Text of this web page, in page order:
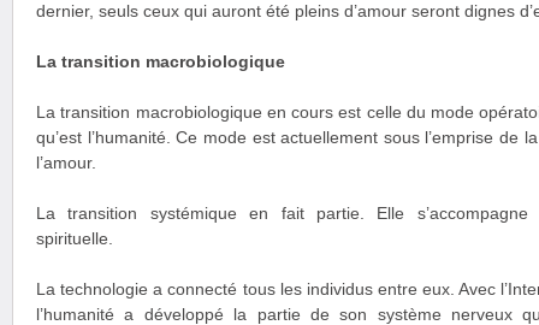
dernier, seuls ceux qui auront été pleins d’amour seront dignes
La transition macrobiologique
La transition macrobiologique en cours est celle du mode
qu’est l’humanité. Ce mode est actuellement sous l’emprise de
l’amour.
La transition systémique en fait partie. Elle s’accompagne
spirituelle.
La technologie a connecté tous les individus entre eux. Avec
l’humanité a développé la partie de son système nerveux